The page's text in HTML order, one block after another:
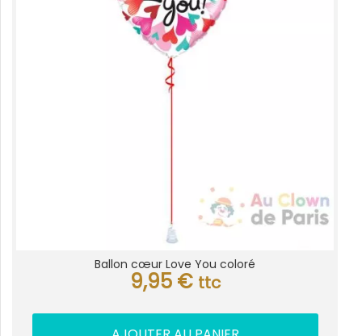
Ballon cœur Love You coloré
9,95 € ttc